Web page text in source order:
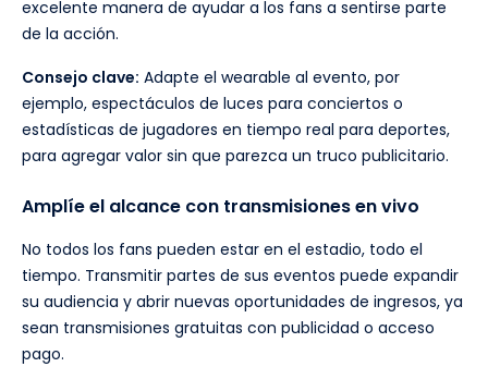
excelente manera de ayudar a los fans a sentirse parte
de la acción.
Consejo clave: Adapte el wearable al evento, por
ejemplo, espectáculos de luces para conciertos o
estadísticas de jugadores en tiempo real para deportes,
para agregar valor sin que parezca un truco publicitario.
Amplíe el alcance con transmisiones en vivo
No todos los fans pueden estar en el estadio, todo el
tiempo. Transmitir partes de sus eventos puede expandir
su audiencia y abrir nuevas oportunidades de ingresos, ya
sean transmisiones gratuitas con publicidad o acceso
pago.